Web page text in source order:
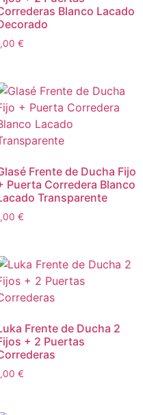
Blanco Lacado
€
Frente de Ducha Fijo
Puerta Corredera Blanco
Transparente
€
Frente de Ducha 2
+ 2 Puertas
€